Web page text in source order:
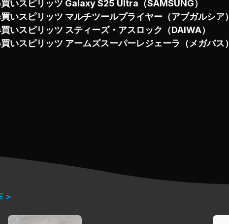
いスピリッツ Galaxy S25 Ultra（SAMSUNG）
いスピリッツ マルチツールプライヤー（アブガルシア）
いスピリッツ スティーズ・アスロック（DAIWA）
いスピリッツ アームズスーパーレジェーラ（メガバス）
>